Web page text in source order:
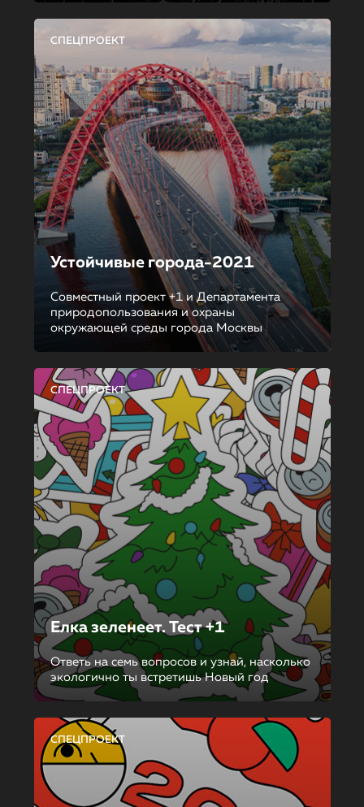
СПЕЦПРОЕКТ
Устойчивые города-2021
Совместный проект +1 и Департамента
природопользования и охраны
окружающей среды города Москвы
СПЕЦПРОЕКТ
Елка зеленеет. Тест +1
Ответь на семь вопросов и узнай, насколько
экологично ты встретишь Новый год
СПЕЦПРОЕКТ